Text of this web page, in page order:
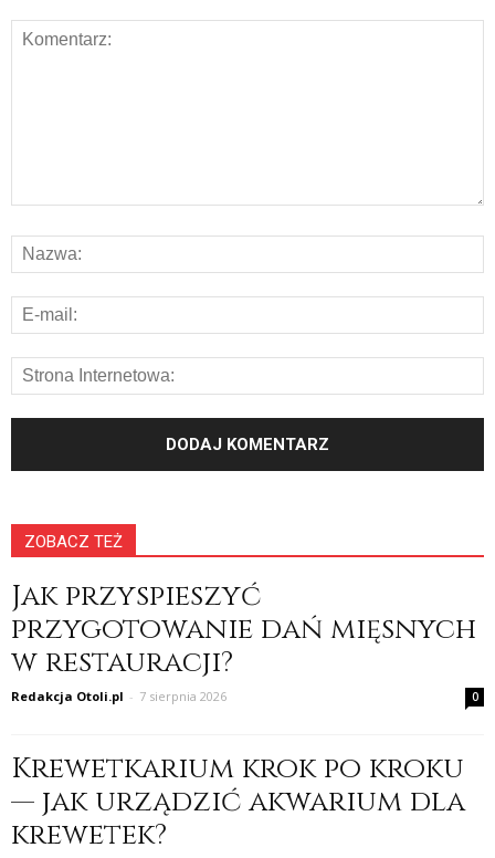
ZOBACZ TEŻ
Jak przyspieszyć
przygotowanie dań mięsnych
w restauracji?
Redakcja Otoli.pl - 7 sierpnia 2026 0
Krewetkarium krok po kroku
— jak urządzić akwarium dla
krewetek?